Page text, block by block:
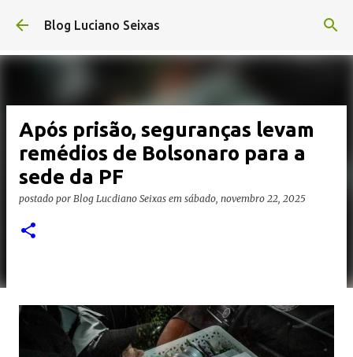
Pular para o conteúdo principal
Blog Luciano Seixas
Após prisão, seguranças levam
remédios de Bolsonaro para a
sede da PF
postado por Blog Lucdiano Seixas em sábado, novembro 22, 2025